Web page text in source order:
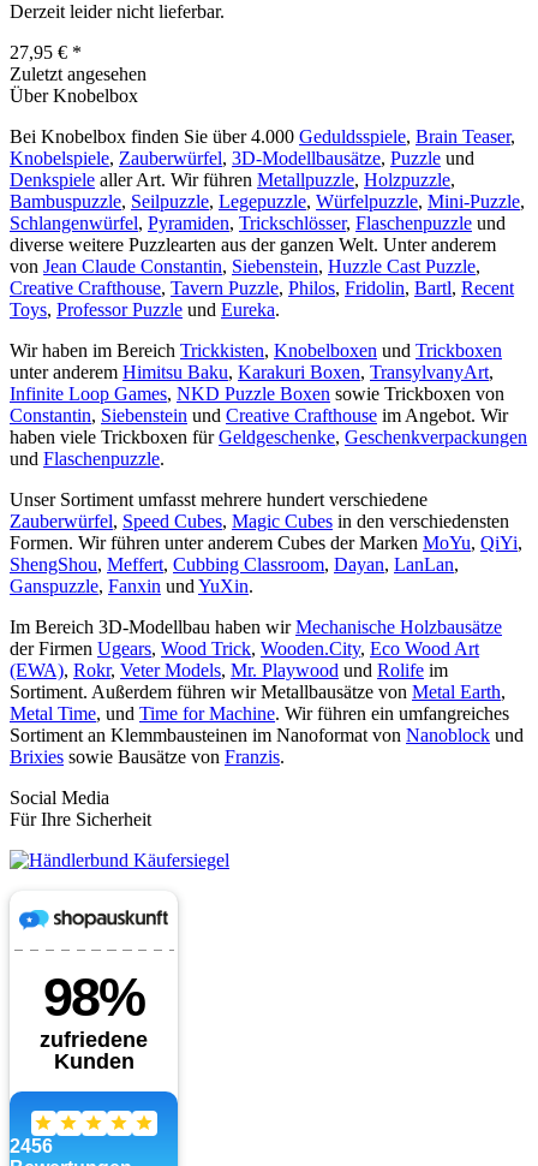
Derzeit leider nicht lieferbar.
27,95 € *
Zuletzt angesehen
Über Knobelbox
Bei Knobelbox finden Sie über 4.000 Geduldsspiele, Brain Teaser,
Knobelspiele, Zauberwürfel, 3D-Modellbausätze, Puzzle und
Denkspiele aller Art. Wir führen Metallpuzzle, Holzpuzzle,
Bambuspuzzle, Seilpuzzle, Legepuzzle, Würfelpuzzle, Mini-Puzzle,
Schlangenwürfel, Pyramiden, Trickschlösser, Flaschenpuzzle und
diverse weitere Puzzlearten aus der ganzen Welt. Unter anderem
von Jean Claude Constantin, Siebenstein, Huzzle Cast Puzzle,
Creative Crafthouse, Tavern Puzzle, Philos, Fridolin, Bartl, Recent
Toys, Professor Puzzle und Eureka.
Wir haben im Bereich Trickkisten, Knobelboxen und Trickboxen
unter anderem Himitsu Baku, Karakuri Boxen, TransylvanyArt,
Infinite Loop Games, NKD Puzzle Boxen sowie Trickboxen von
Constantin, Siebenstein und Creative Crafthouse im Angebot. Wir
haben viele Trickboxen fürGeldgeschenke, Geschenkverpackungen
und Flaschenpuzzle.
Unser Sortiment umfasst mehrere hundert verschiedene
Zauberwürfel, Speed Cubes, Magic Cubes in den verschiedensten
Formen. Wir führen unter anderem Cubes der Marken MoYu, QiYi,
ShengShou, Meffert, Cubbing Classroom, Dayan, LanLan,
Ganspuzzle, Fanxin und YuXin.
Im Bereich 3D-Modellbau haben wirMechanische Holzbausätze
der Firmen Ugears, Wood Trick, Wooden.City, Eco Wood Art
(EWA), Rokr, Veter Models, Mr. Playwood und Rolife im
Sortiment. Außerdem führen wir Metallbausätze von Metal Earth,
Metal Time, und Time for Machine. Wir führen ein umfangreiches
Sortiment an Klemmbausteinen im Nanoformat von Nanoblock und
Brixies sowie Bausätze von Franzis.
Social Media
Für Ihre Sicherheit